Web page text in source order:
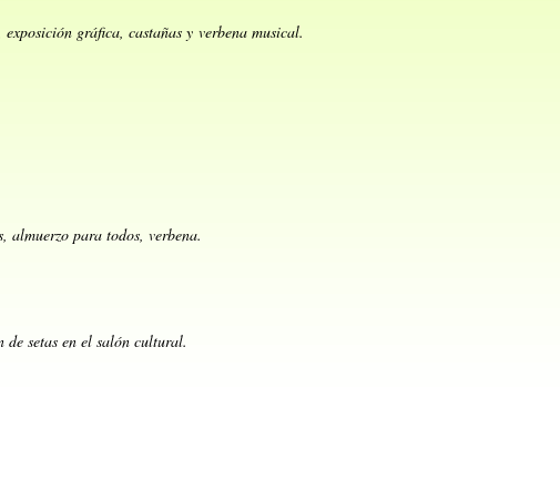
gráfica, castañas y verbena musical.
almuerzo para todos, verbena.
de setas en el salón cultural.